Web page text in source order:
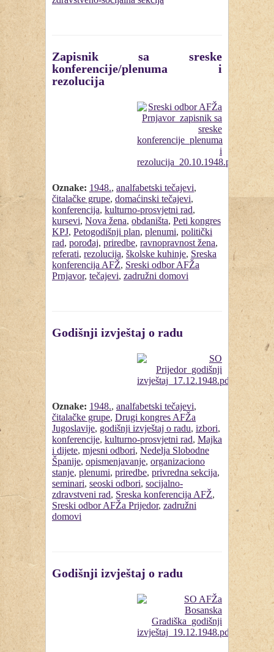
Zapisnik sa sreske
konferencije/plenuma i
rezolucija
Oznake: 1948., analfabetski tečajevi,
čitalačke grupe, domaćinski tečajevi,
konferencija, kulturno-prosvjetni rad,
kursevi, Nova žena, obdaništa, Peti kongres
KPJ, Petogodišnji plan, plenumi, politički
rad, porođaj, priredbe, ravnopravnost žena,
referati, rezolucija, školske kuhinje, Sreska
konferencija AFŽ, Sreski odbor AFŽa
Prnjavor, tečajevi, zadružni domovi
Godišnji izvještaj o radu
Oznake: 1948., analfabetski tečajevi,
čitalačke grupe, Drugi kongres AFŽa
Jugoslavije, godišnji izvještaj o radu, izbori,
konferencije, kulturno-prosvjetni rad, Majka
i dijete, mjesni odbori, Nedelja Slobodne
Španije, opismenjavanje, organizaciono
stanje, plenumi, priredbe, privredna sekcija,
seminari, seoski odbori, socijalno-
zdravstveni rad, Sreska konferencija AFŽ,
Sreski odbor AFŽa Prijedor, zadružni
domovi
Godišnji izvještaj o radu